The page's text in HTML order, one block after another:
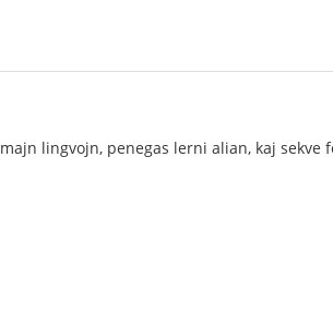
lingvojn, penegas lerni alian, kaj sekve